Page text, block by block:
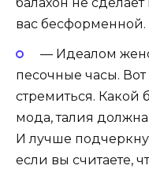
вас бесформенной.
— Идеалом
песочные часы.
стремиться. Какой
мода, талия
И лучше
если вы считаете,